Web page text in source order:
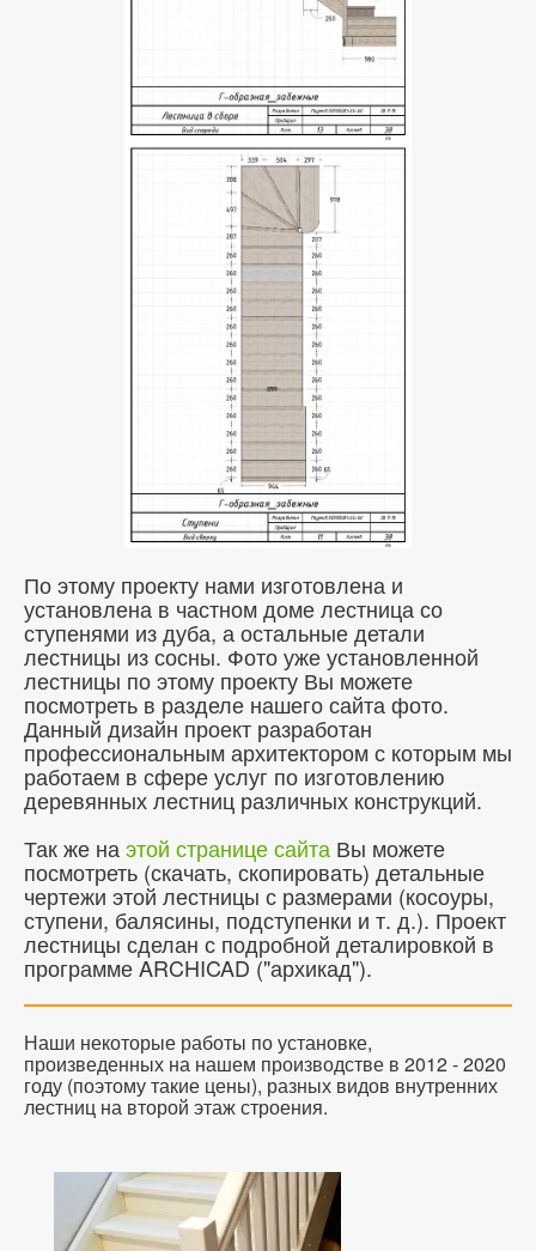
По этому проекту нами изготовлена и
установлена в частном доме лестница со
ступенями из дуба, а остальные детали
лестницы из сосны. Фото уже установленной
лестницы по этому проекту Вы можете
посмотреть в разделе нашего сайта фото.
Данный дизайн проект разработан
профессиональным архитектором с которым мы
работаем в сфере услуг по изготовлению
деревянных лестниц различных конструкций.
Так же на этой странице сайта Вы можете
посмотреть (скачать, скопировать) детальные
чертежи этой лестницы с размерами (косоуры,
ступени, балясины, подступенки и т. д.). Проект
лестницы сделан с подробной деталировкой в
программе ARCHICAD ("архикад").
Наши некоторые работы по установке,
произведенных на нашем производстве в 2012 - 2020
году (поэтому такие цены), разных видов внутренних
лестниц на второй этаж строения.